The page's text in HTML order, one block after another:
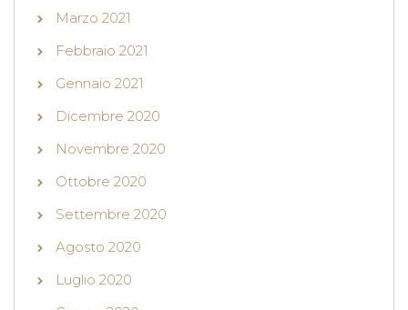
Marzo 2021
Febbraio 2021
Gennaio 2021
Dicembre 2020
Novembre 2020
Ottobre 2020
Settembre 2020
Agosto 2020
Luglio 2020